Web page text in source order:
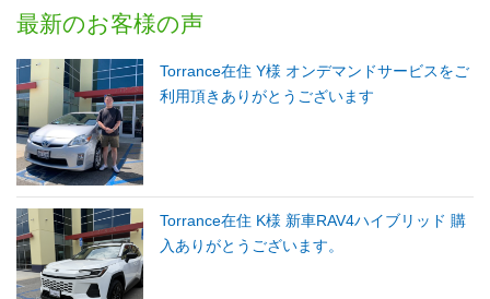
最新のお客様の声
Torrance在住 Y様 オンデマンドサービスをご
利用頂きありがとうございます
Torrance在住 K様 新車RAV4ハイブリッド 購
入ありがとうございます。